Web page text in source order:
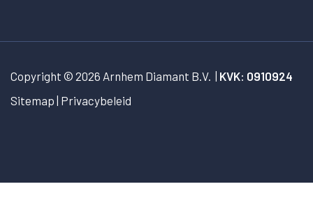
Copyright © 2026 Arnhem Diamant B.V.
KVK: 0910924
Sitemap Privacybeleid